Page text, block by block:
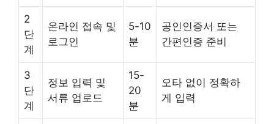
2
단
계
온라인 접속 및
로그인
5-10
분
공인인증서 또는
간편인증 준비
3
단
계
정보 입력 및
서류 업로드
15-
20
분
오타 없이 정확하
게 입력